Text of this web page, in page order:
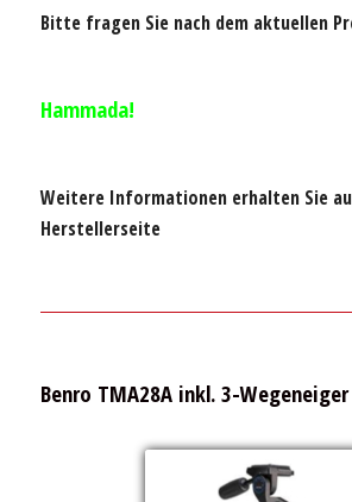
Bitte fragen Sie nach dem aktuellen
Hammada!
Weitere Informationen erhalten Sie
Herstellerseite
Benro TMA28A inkl. 3-Wegeneiger